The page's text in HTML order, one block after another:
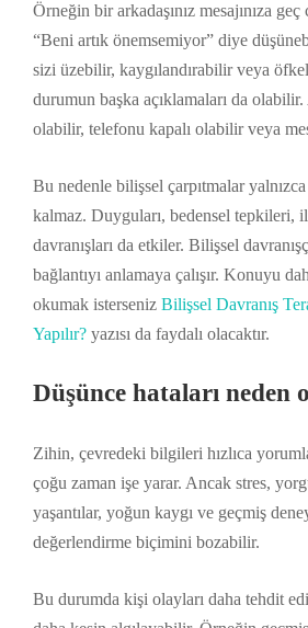
Örneğin bir arkadaşınız mesajınıza
“Beni artık önemsemiyor” diye
sizi üzebilir, kaygılandırabilir veya
durumun başka açıklamaları da olabilir.
olabilir, telefonu kapalı olabilir veya
Bu nedenle bilişsel çarpıtmalar
kalmaz. Duyguları, bedensel tepkileri,
davranışları da etkiler. Bilişsel
bağlantıyı anlamaya çalışır. Konuyu
okumak isterseniz Bilişsel Davranış
Yapılır? yazısı da faydalı olacaktır.
Düşünce hataları neden
Zihin, çevredeki bilgileri hızlıca
çoğu zaman işe yarar. Ancak stres,
yaşantılar, yoğun kaygı ve geçmiş
değerlendirme biçimini bozabilir.
Bu durumda kişi olayları daha tehdit